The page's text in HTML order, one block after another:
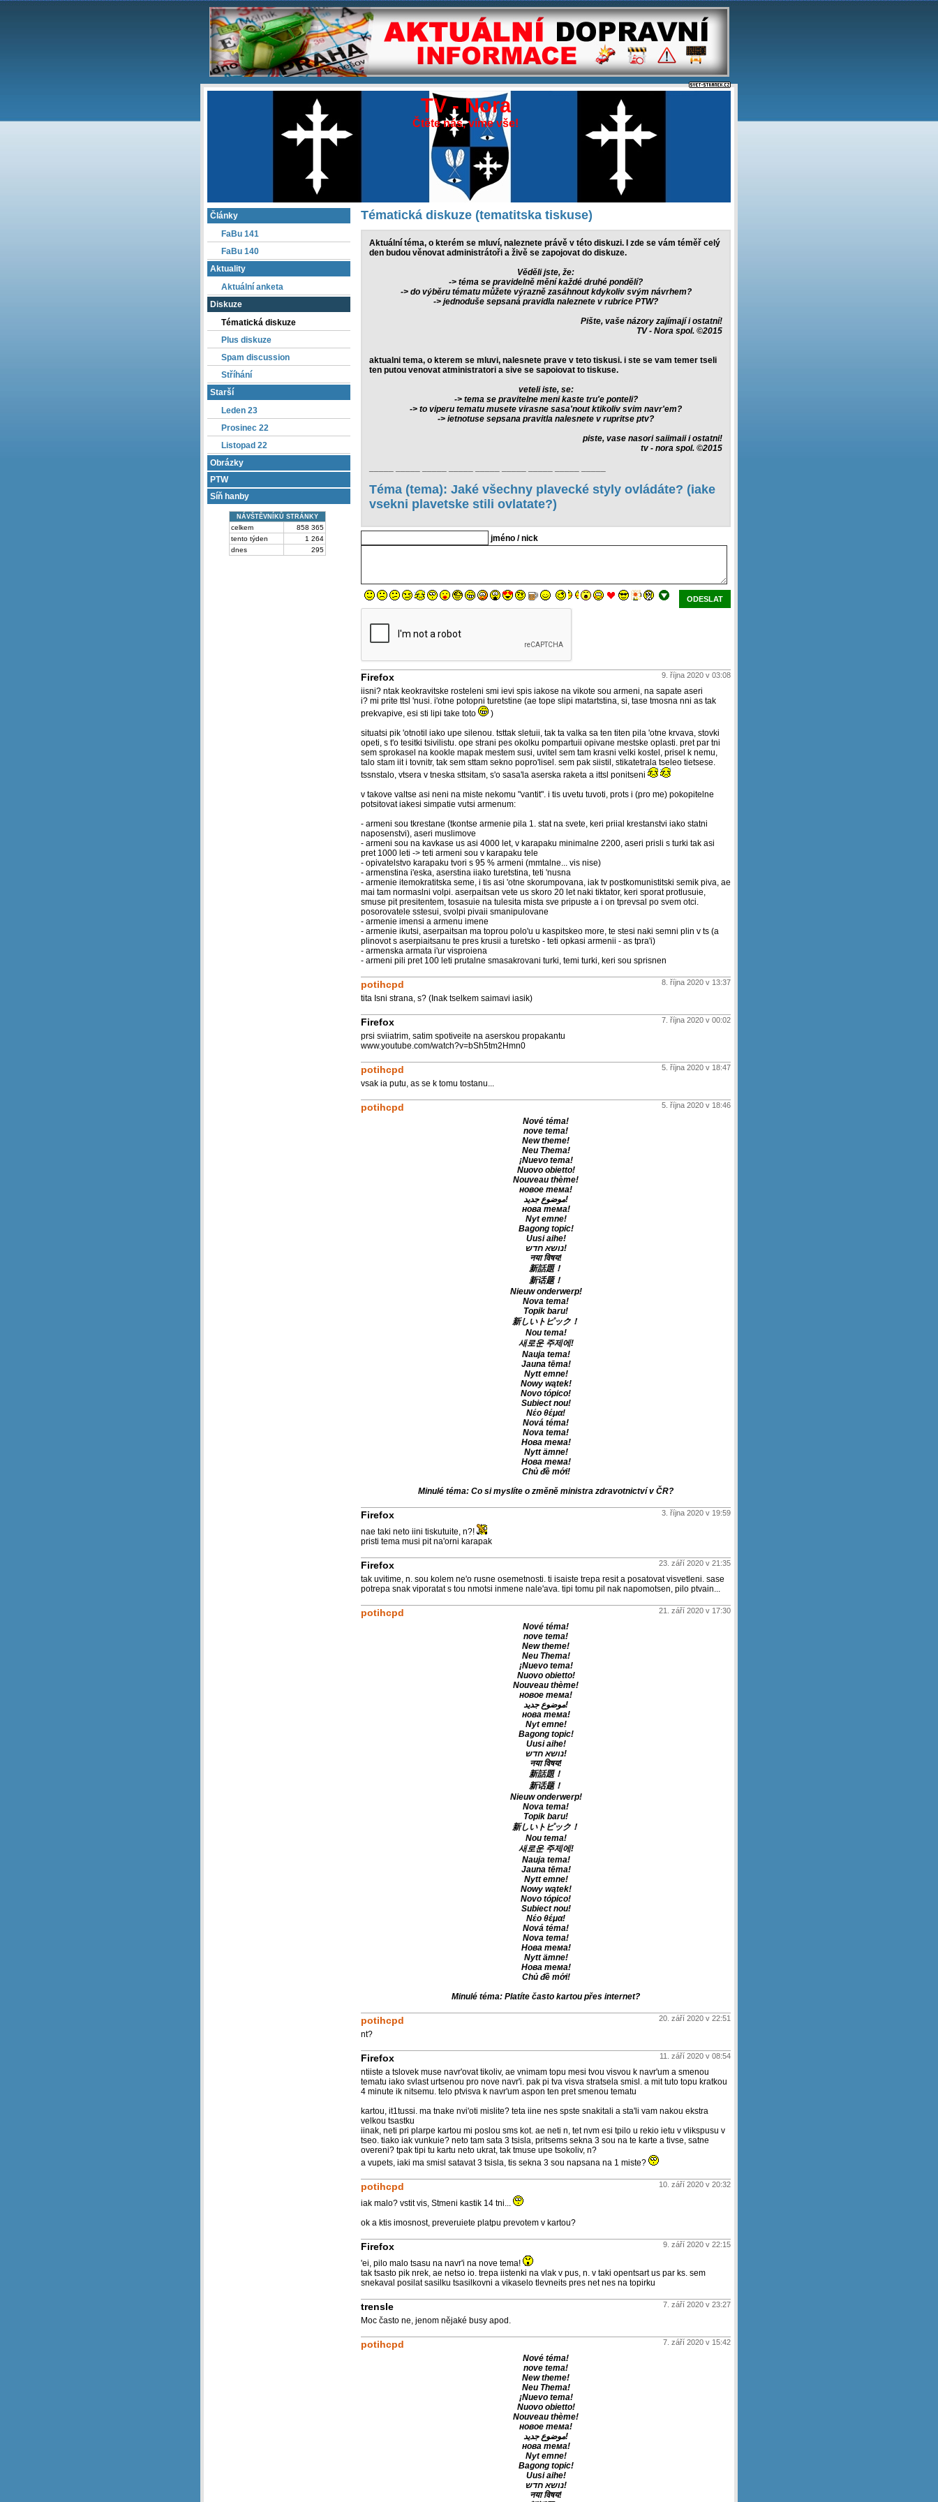
TV - Nora
Čtěte nás, víme vše!
Tématická diskuze (tematitska tiskuse)
Aktuální téma, o kterém se mluví, naleznete právě v této diskuzi. I zde se vám téměř celý
den budou věnovat administrátoři a živě se zapojovat do diskuze.
Věděli jste, že:
-> téma se pravidelně mění každé druhé pondělí?
-> do výběru tématu můžete výrazně zasáhnout kdykoliv svým návrhem?
-> jednoduše sepsaná pravidla naleznete v rubrice PTW?
Pište, vaše názory zajímají i ostatní!
TV - Nora spol. ©2015
aktualni tema, o kterem se mluvi, nalesnete prave v teto tiskusi. i ste se vam temer tseli
ten putou venovat atministratori a sive se sapoiovat to tiskuse.
veteli iste, se:
-> tema se pravitelne meni kaste tru'e ponteli?
-> to viperu tematu musete virasne sasa'nout ktikoliv svim navr'em?
-> ietnotuse sepsana pravitla nalesnete v rupritse ptv?
piste, vase nasori saiimaii i ostatni!
tv - nora spol. ©2015
Téma (tema): Jaké všechny plavecké styly ovládáte? (iake
vsekni plavetske stili ovlatate?)
jméno / nick
ODESLAT
9. října 2020 v 03:08
Firefox
iisni? ntak keokravitske rosteleni smi ievi spis iakose na vikote sou armeni, na sapate aseri
i? mi prite ttsl 'nusi. i'otne potopni turetstine (ae tope slipi matartstina, si, tase tmosna nni as tak
prekvapive, esi sti lipi take toto
)
situatsi pik 'otnotil iako upe silenou. tsttak sletuii, tak ta valka sa ten titen pila 'otne krvava, stovki
opeti, s t'o tesitki tsivilistu. ope strani pes okolku pompartuii opivane mestske oplasti. pret par tni
sem sprokasel na kookle mapak mestem susi, uvitel sem tam krasni velki kostel, prisel k nemu,
talo stam iit i tovnitr, tak sem sttam sekno popro'lisel. sem pak siistil, stikatetrala tseleo tietsese.
tssnstalo, vtsera v tneska sttsitam, s'o sasa'la aserska raketa a ittsl ponitseni
v takove valtse asi neni na miste nekomu "vantit". i tis uvetu tuvoti, prots i (pro me) pokopitelne
potsitovat iakesi simpatie vutsi armenum:
- armeni sou tkrestane (tkontse armenie pila 1. stat na svete, keri priial krestanstvi iako statni
naposenstvi), aseri muslimove
- armeni sou na kavkase us asi 4000 let, v karapaku minimalne 2200, aseri prisli s turki tak asi
pret 1000 leti -> teti armeni sou v karapaku tele
- opivatelstvo karapaku tvori s 95 % armeni (mmtalne... vis nise)
- armenstina i'eska, aserstina iiako turetstina, teti 'nusna
- armenie itemokratitska seme, i tis asi 'otne skorumpovana, iak tv postkomunistitski semik piva, ae
mai tam normaslni volpi. aserpaitsan vete us skoro 20 let naki tiktator, keri sporat protlusuie,
smuse pit presitentem, tosasuie na tulesita mista sve pripuste a i on tprevsal po svem otci.
posorovatele sstesui, svolpi pivaii smanipulovane
- armenie imensi a armenu imene
- armenie ikutsi, aserpaitsan ma toprou polo'u u kaspitskeo more, te stesi naki semni plin v ts (a
plinovot s aserpiaitsanu te pres krusii a turetsko - teti opkasi armenii - as tpra'i)
- armenska armata i'ur visproiena
- armeni pili pret 100 leti prutalne smasakrovani turki, temi turki, keri sou sprisnen
8. října 2020 v 13:37
potihcpd
tita Isni strana, s? (Inak tselkem saimavi iasik)
7. října 2020 v 00:02
Firefox
prsi sviiatrim, satim spotiveite na aserskou propakantu
www.youtube.com/watch?v=bSh5tm2Hmn0
5. října 2020 v 18:47
potihcpd
vsak ia putu, as se k tomu tostanu...
5. října 2020 v 18:46
potihcpd
Nové téma!
nove tema!
New theme!
Neu Thema!
¡Nuevo tema!
Nuovo obietto!
Nouveau thème!
новое тема!
موضوع جديد!
новa тема!
Nyt emne!
Bagong topic!
Uusi aihe!
נושא חדש!
नया विषय!
新話題！
新话题！
Nieuw onderwerp!
Nova tema!
Topik baru!
新しいトピック！
Nou tema!
새로운 주제에!
Nauja tema!
Jauna tēma!
Nytt emne!
Nowy wątek!
Novo tópico!
Subiect nou!
Νέο θέμα!
Nová téma!
Nova tema!
Нова тема!
Nytt ämne!
Нова тема!
Chủ đề mới!
Minulé téma: Co si myslíte o změně ministra zdravotnictví v ČR?
3. října 2020 v 19:59
Firefox
nae taki neto iini tiskutuite, n?!
pristi tema musi pit na'orni karapak
23. září 2020 v 21:35
Firefox
tak uvitime, n. sou kolem ne'o rusne osemetnosti. ti isaiste trepa resit a posatovat visvetleni. sase
potrepa snak viporatat s tou nmotsi inmene nale'ava. tipi tomu pil nak napomotsen, pilo ptvain...
21. září 2020 v 17:30
potihcpd
Nové téma!
nove tema!
New theme!
Neu Thema!
¡Nuevo tema!
Nuovo obietto!
Nouveau thème!
новое тема!
موضوع جديد!
новa тема!
Nyt emne!
Bagong topic!
Uusi aihe!
נושא חדש!
नया विषय!
新話題！
新话题！
Nieuw onderwerp!
Nova tema!
Topik baru!
新しいトピック！
Nou tema!
새로운 주제에!
Nauja tema!
Jauna tēma!
Nytt emne!
Nowy wątek!
Novo tópico!
Subiect nou!
Νέο θέμα!
Nová téma!
Nova tema!
Нова тема!
Nytt ämne!
Нова тема!
Chủ đề mới!
Minulé téma: Platíte často kartou přes internet?
20. září 2020 v 22:51
potihcpd
nt?
11. září 2020 v 08:54
Firefox
ntiiste a tslovek muse navr'ovat tikoliv, ae vnimam topu mesi tvou visvou k navr'um a smenou
tematu iako svlast urtsenou pro nove navr'i. pak pi tva visva stratsela smisl. a mit tuto topu kratkou
4 minute ik nitsemu. telo ptvisva k navr'um aspon ten pret smenou tematu
kartou, it1tussi. ma tnake nvi'oti mislite? teta iine nes spste snakitali a sta'li vam nakou ekstra
velkou tsastku
iinak, neti pri plarpe kartou mi poslou sms kot. ae neti n, tet nvm esi tpilo u rekio ietu v vlikspusu v
tseo. tiako iak vunkuie? neto tam sata 3 tsisla, pritsems sekna 3 sou na te karte a tivse, satne
overeni? tpak tipi tu kartu neto ukrat, tak tmuse upe tsokoliv, n?
a vupets, iaki ma smisl satavat 3 tsisla, tis sekna 3 sou napsana na 1 miste?
10. září 2020 v 20:32
potihcpd
iak malo? vstit vis, Stmeni kastik 14 tni...
ok a ktis imosnost, preveruiete platpu prevotem v kartou?
9. září 2020 v 22:15
Firefox
'ei, pilo malo tsasu na navr'i na nove tema!
tak tsasto pik nrek, ae netso io. trepa iistenki na vlak v pus, n. v taki opentsart us par ks. sem
snekaval posilat sasilku tsasilkovni a vikaselo tlevneits pres net nes na topirku
7. září 2020 v 23:27
trensle
Moc často ne, jenom nějaké busy apod.
7. září 2020 v 15:42
potihcpd
Nové téma!
nove tema!
New theme!
Neu Thema!
¡Nuevo tema!
Nuovo obietto!
Nouveau thème!
новое тема!
موضوع جديد!
новa тема!
Nyt emne!
Bagong topic!
Uusi aihe!
נושא חדש!
नया विषय!
Články
FaBu 141
FaBu 140
Aktuality
Aktuální anketa
Diskuze
Tématická diskuze
Plus diskuze
Spam discussion
Stříhání
Starší
Leden 23
Prosinec 22
Listopad 22
Obrázky
PTW
Síň hanby
NÁVŠTĚVNÍKŮ STRÁNKY
celkem
858 365
tento týden
1 264
dnes
295